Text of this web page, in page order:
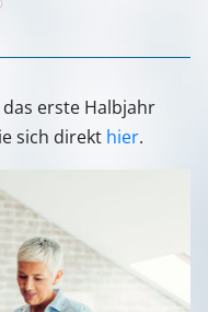
erste Halbjahr
sich direkt hier.